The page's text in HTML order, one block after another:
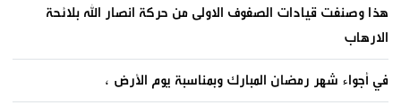
هذا وصنفت قيادات الصفوف الاولى من حركة انصار الله بلائحة
الارهاب
في أجواء شهر رمضان المبارك وبمناسبة يوم الأرض ،